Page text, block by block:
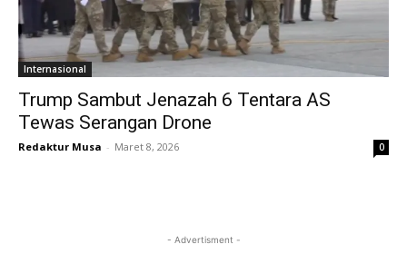
Internasional
Trump Sambut Jenazah 6 Tentara AS
Tewas Serangan Drone
Redaktur Musa - Maret 8, 2026 0
- Advertisment -